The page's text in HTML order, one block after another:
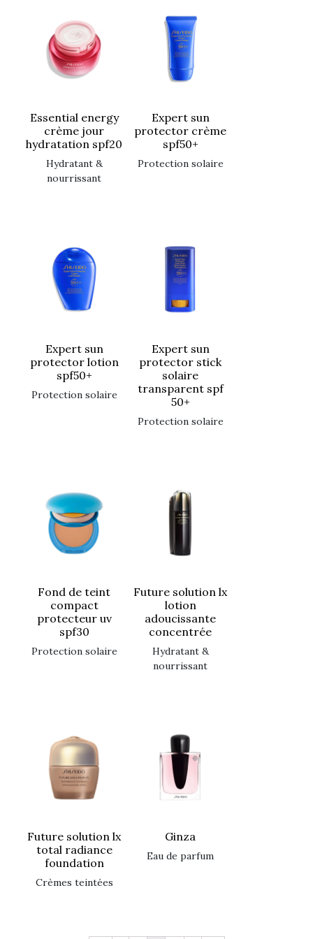
essential energy
crème jour
hydratation spf20
hydratant &
nourrissant
expert sun
protector crème
spf50+
protection solaire
expert sun
protector lotion
spf50+
protection solaire
expert sun
protector stick
solaire
transparent spf
50+
protection solaire
fond de teint
compact
protecteur uv
spf30
protection solaire
future solution lx
lotion
adoucissante
concentrée
hydratant &
nourrissant
future solution lx
total radiance
foundation
crèmes teintées
ginza
eau de parfum